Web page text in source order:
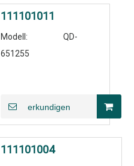
111101011
Modell:
QD-
651255
erkundigen
111101004